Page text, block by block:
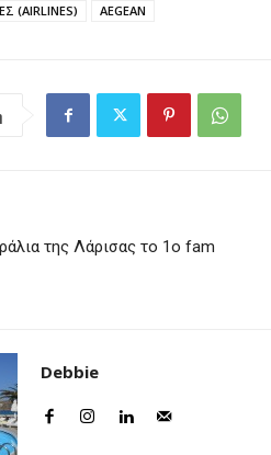
(AIRLINES)
AEGEAN
της Λάρισας το 1ο fam
Debbie